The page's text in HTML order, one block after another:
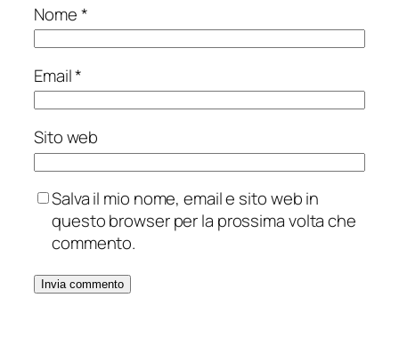
Nome*
Email*
Sito web
Salva il mio nome, email e sito web in
questo browser per la prossima volta che
commento.